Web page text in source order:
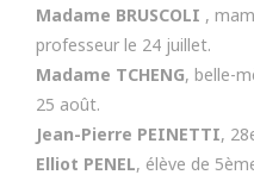
Madame BRUSCOLI ,
professeur le 24 juillet.
Madame TCHENG, belle-
25 août.
Jean-Pierre PEINETTI,
Elliot PENEL, élève de